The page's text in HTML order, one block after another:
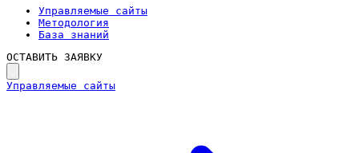
Управляемые сайты
Методология
База знаний
ОСТАВИТЬ ЗАЯВКУ
Управляемые сайты